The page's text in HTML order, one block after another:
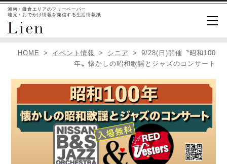
湘南・鎌倉エリアのフリーペーパー
地元・おでかけ情報を発信する生活情報紙
HOME イベント情報 シニア
9/28(日)開催〝昭和100
年〟懐かしの昭和歌謡とジャズのコンサート